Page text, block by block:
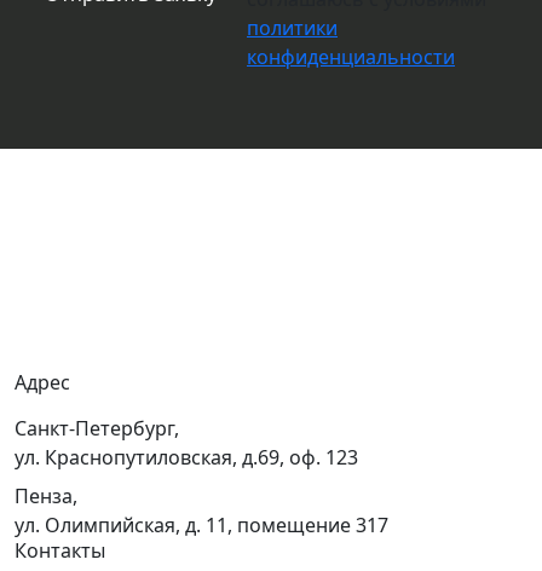
политики
конфиденциальности
Адрес
Санкт-Петербург,
ул. Краснопутиловская, д.69, оф. 123
Пенза,
ул. Олимпийская, д. 11, помещение 317
Контакты